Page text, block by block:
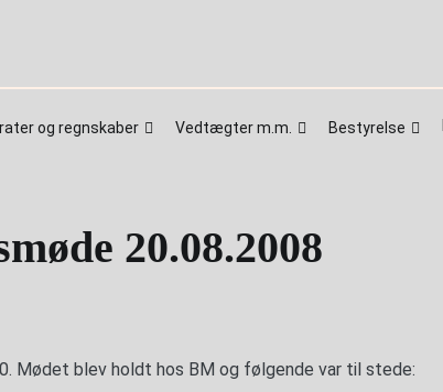
og regnskaber Vedtægter m.m. Bestyrelse
20.08.2008
Mødet blev holdt hos BM og følgende var til stede: